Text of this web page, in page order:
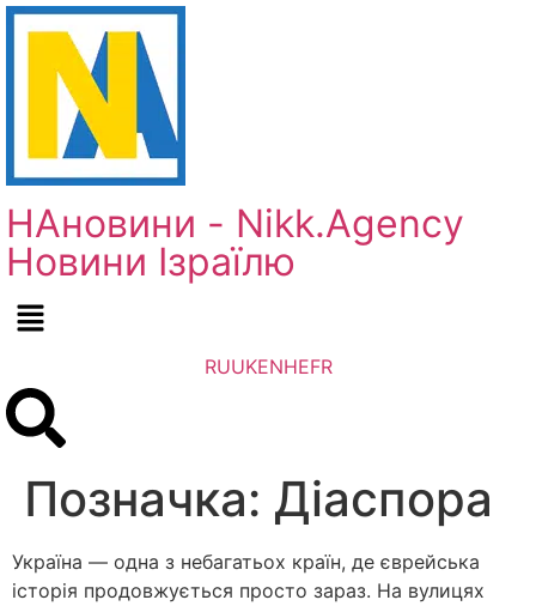
НАновини - Nikk.Agency
Новини Ізраїлю
RUUKENHEFR
Позначка: Діаспора
Україна — одна з небагатьох країн, де єврейська
історія продовжується просто зараз. На вулицях